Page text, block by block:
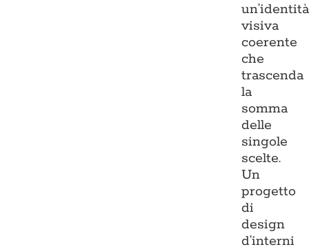
un’identità
visiva
coerente
che
trascenda
la
somma
delle
singole
scelte.
Un
progetto
di
design
d’interni